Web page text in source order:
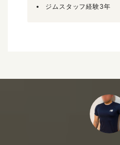
ジムスタッフ経験3年